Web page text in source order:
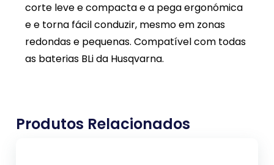
corte leve e compacta e a pega ergonómica
e e torna fácil conduzir, mesmo em zonas
redondas e pequenas. Compatível com todas
as baterias BLi da Husqvarna.
Produtos Relacionados